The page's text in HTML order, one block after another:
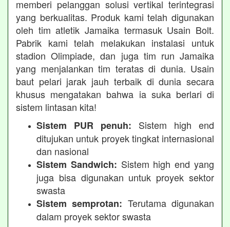
memberi pelanggan solusi vertikal terintegrasi
yang berkualitas. Produk kami telah digunakan
oleh tim atletik Jamaika termasuk Usain Bolt.
Pabrik kami telah melakukan instalasi untuk
stadion Olimpiade, dan juga tim run Jamaika
yang menjalankan tim teratas di dunia. Usain
baut pelari jarak jauh terbaik di dunia secara
khusus mengatakan bahwa ia suka berlari di
sistem lintasan kita!
Sistem PUR penuh: Sistem high end
ditujukan untuk proyek tingkat internasional
dan nasional
Sistem Sandwich: Sistem high end yang
juga bisa digunakan untuk proyek sektor
swasta
Sistem semprotan: Terutama digunakan
dalam proyek sektor swasta